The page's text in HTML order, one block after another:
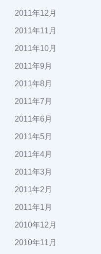
2011年12月
2011年11月
2011年10月
2011年9月
2011年8月
2011年7月
2011年6月
2011年5月
2011年4月
2011年3月
2011年2月
2011年1月
2010年12月
2010年11月